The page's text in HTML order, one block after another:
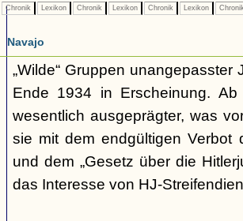
Chronik Lexikon Chronik Lexikon Chronik Lexikon
Navajo
„Wilde“ Gruppen
Ende 1934 in Erscheinung.
wesentlich ausgeprägter, was
sie mit dem endgültigen Verbot
und dem „Gesetz über die
das Interesse von HJ-